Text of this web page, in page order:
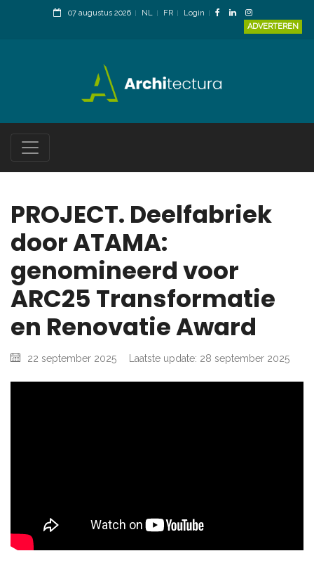
07 augustus 2026 NL FR
Login
ADVERTEREN
PROJECT. Deelfabriek
door ATAMA:
genomineerd voor
ARC25 Transformatie
en Renovatie Award
22 september 2025 Laatste update: 28 september 2025